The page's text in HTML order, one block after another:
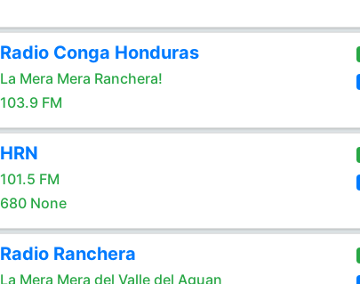
Radio Conga Honduras
La Mera Mera Ranchera!
103.9 FM
HRN
101.5 FM
680 None
Radio Ranchera
La Mera Mera del Valle del Aguan